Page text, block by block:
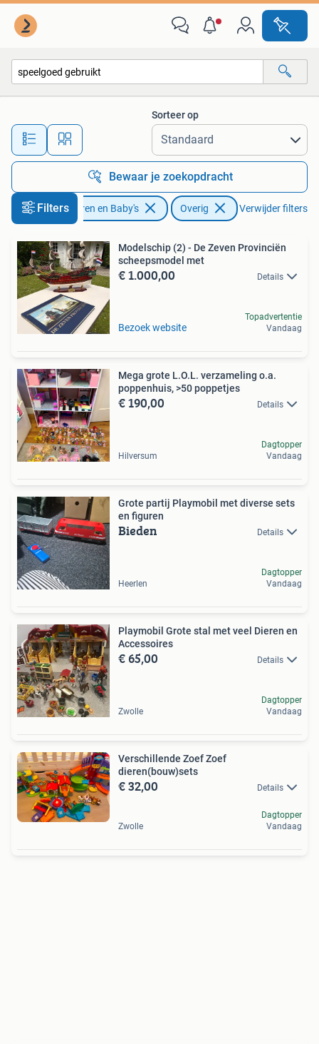
Alle afstanden…
Sorteer op
Bewaar je zoekopdracht
FiltersKinderen en Baby's Overig Verwijder filters
Modelschip (2) - De Zeven Provinciën
scheepsmodel met
€ 1.000,00 Details
Bezoek website
Topadvertentie
Vandaag
Mega grote L.O.L. verzameling o.a.
poppenhuis, >50 poppetjes
€ 190,00 Details
Hilversum
Dagtopper
Vandaag
Grote partij Playmobil met diverse sets
en figuren
Bieden Details
Heerlen
Dagtopper
Vandaag
Playmobil Grote stal met veel Dieren en
Accessoires
€ 65,00 Details
Zwolle
Dagtopper
Vandaag
Verschillende Zoef Zoef
dieren(bouw)sets
€ 32,00 Details
Zwolle
Dagtopper
Vandaag